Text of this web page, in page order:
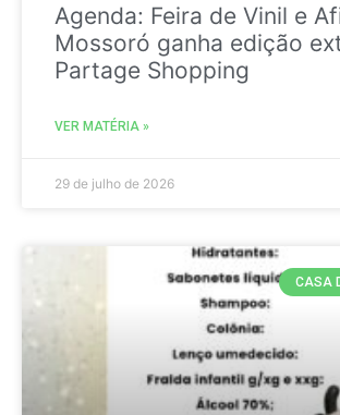
Agenda: Feira de Vinil e
Mossoró ganha edição
Partage Shopping
VER MATÉRIA »
29 de julho de 2026
CASA